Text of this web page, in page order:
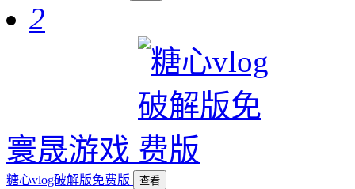
2
寰晟游戏
糖心vlog破解版免费版 查看